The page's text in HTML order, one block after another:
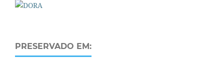
PRESERVADO EM: